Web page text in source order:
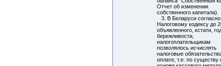
Отчет об изменении
собственного капитала).
3. В Беларуси согласно
Налоговому кодексу до
объявленного, кстати,
бережливости,
налогоплательщикам
позволялось исчислять
налоговые
оплате, т.е. по существу